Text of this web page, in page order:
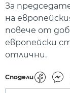
За
на
повече от
европейски
отлични.
Сподели